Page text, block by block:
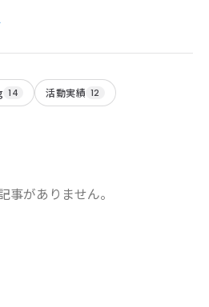
14 活動実績 12
事がありません。